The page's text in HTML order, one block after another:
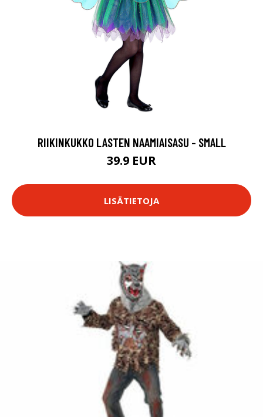
RIIKINKUKKO LASTEN NAAMIAISASU - SMALL
39.9 EUR
LISÄTIETOJA